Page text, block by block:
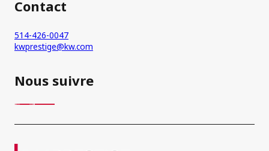
Contact
514-426-0047
kwprestige@kw.com
Nous suivre